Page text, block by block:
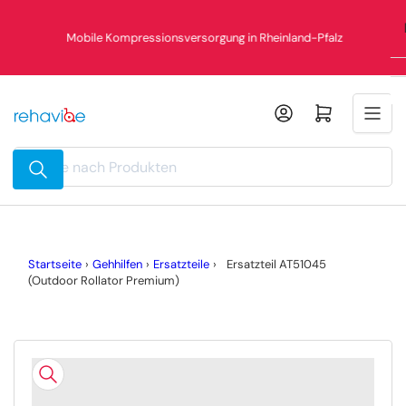
Mobile Kompressionsversorgung in Rheinland-Pfalz
Suche
nach
Produkten
Mini-Warenkorb öffnen
Startseite › Gehhilfen › Ersatzteile ›
Ersatzteil AT51045
(Outdoor Rollator Premium)
Produktinformationen
springen